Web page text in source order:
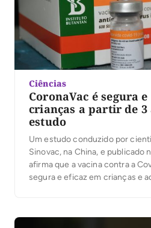
Ciências
CoronaVac é segura
crianças a partir de 3
estudo
Um estudo conduzido por
Sinovac, na China, e publicado
afirma que a vacina contra a
segura e eficaz em crianças e
de 28 dias, mais de 96% do